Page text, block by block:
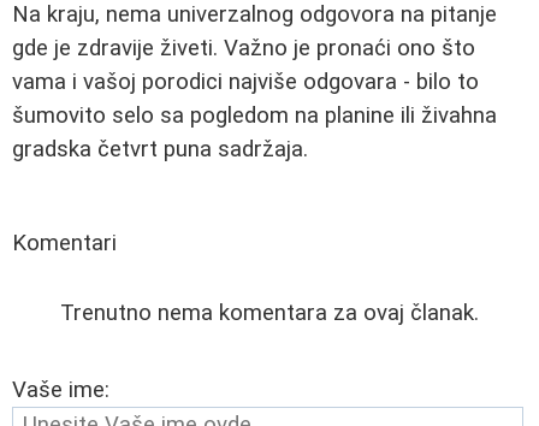
Na kraju, nema univerzalnog odgovora na pitanje
gde je zdravije živeti. Važno je pronaći ono što
vama i vašoj porodici najviše odgovara - bilo to
šumovito selo sa pogledom na planine ili živahna
gradska četvrt puna sadržaja.
Komentari
Trenutno nema komentara za ovaj članak.
Vaše ime: